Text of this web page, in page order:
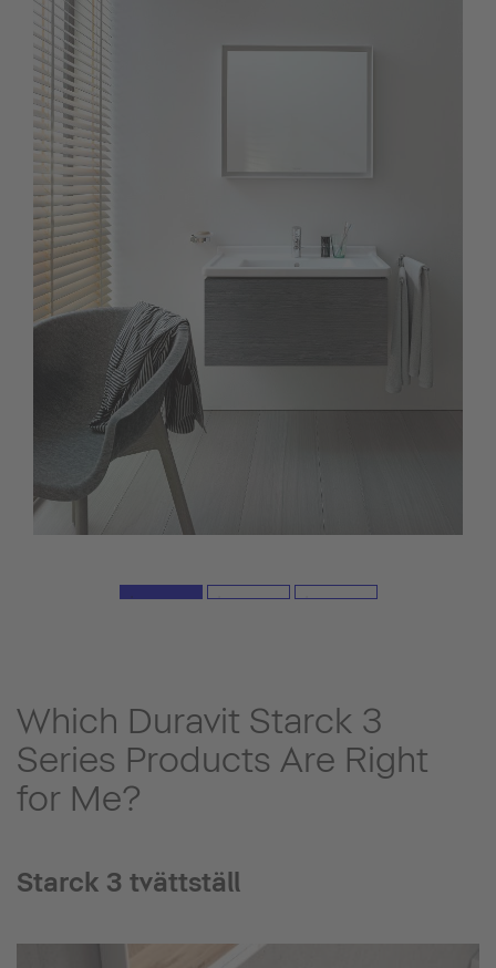
Which Duravit Starck 3
Series Products Are Right
for Me?
Starck 3 tvättställ